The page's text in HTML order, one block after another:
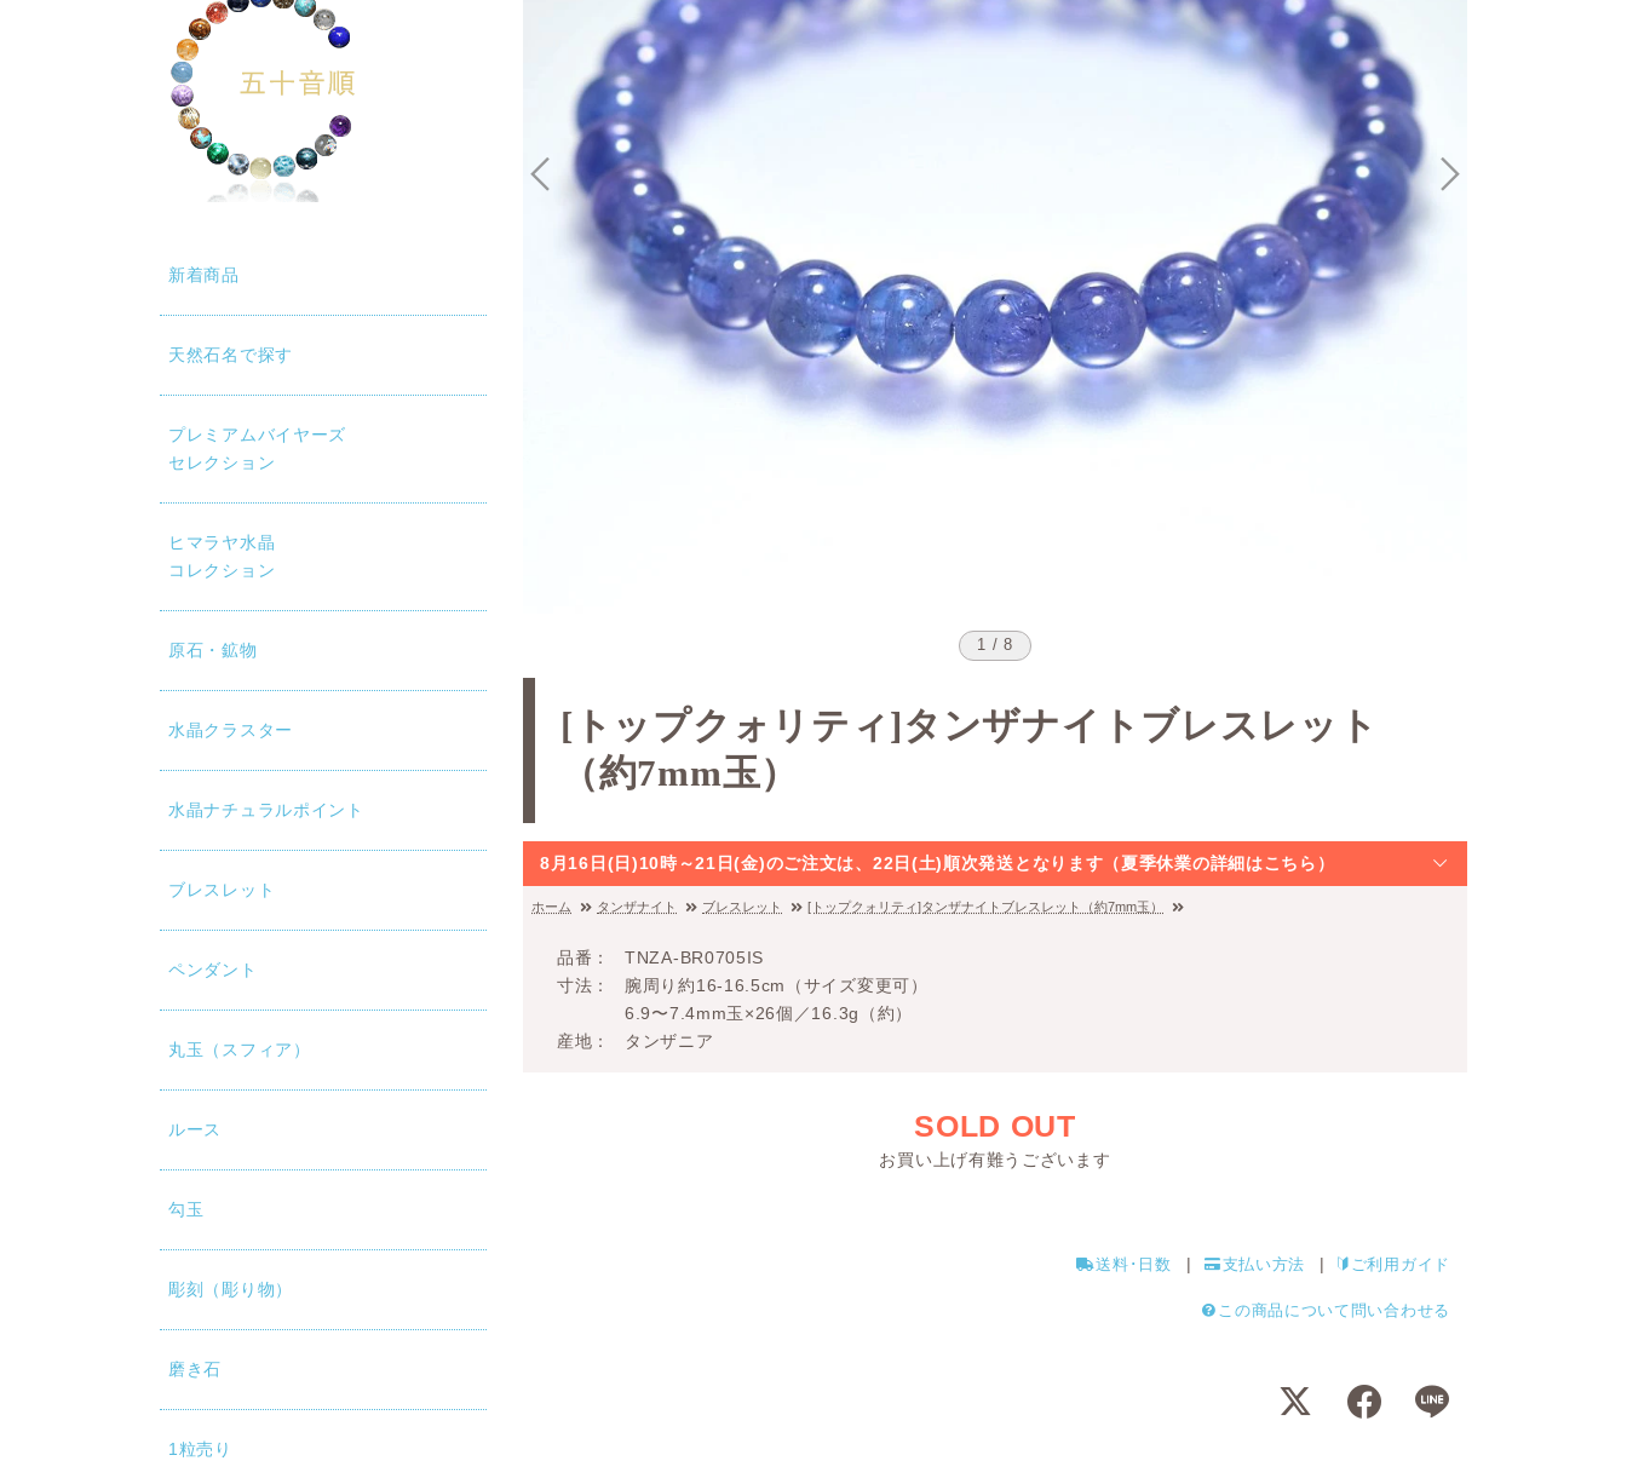
新着商品
天然石名で探す
プレミアムバイヤーズ
セレクション
ヒマラヤ水晶
コレクション
原石・鉱物
水晶クラスター
水晶ナチュラルポイント
ブレスレット
ペンダント
丸玉（スフィア）
ルース
勾玉
彫刻（彫り物）
磨き石
1粒売り
1 / 8
[トップクォリティ]タンザナイトブレスレット
（約7mm玉）
8月16日(日)10時～21日(金)のご注文は、22日(土)順次発送となります（夏季休業の詳細はこちら）
ホーム タンザナイト ブレスレット [トップクォリティ]タンザナイトブレスレット（約7mm玉）
品番
TNZA-BR0705IS
寸法
腕周り約16-16.5cm（サイズ変更可）
6.9〜7.4mm玉×26個／16.3g（約）
産地
タンザニア
SOLD OUT
お買い上げ有難うございます
送料･日数 支払い方法 ご利用ガイド
この商品について問い合わせる